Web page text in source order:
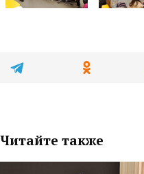
Читайте также